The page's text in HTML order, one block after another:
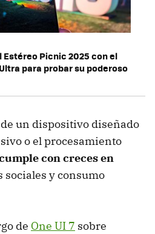
Estéreo Picnic 2025 con el
para probar su poderoso
un dispositivo diseñado
o el procesamiento
con creces en
sociales y consumo
de One UI 7 sobre